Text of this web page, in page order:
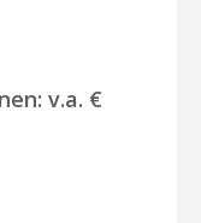
v.a. €